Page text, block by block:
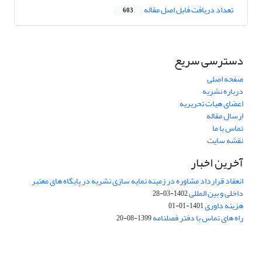
تعداد دریافت فایل اصل مقاله 603
دسترسی سریع
صفحه اصلی
درباره نشریه
اعضای هیات تحریریه
ارسال مقاله
تماس با ما
نقشه سایت
آخرین اخبار
انعقاد قرارداد مشاوره در زمینه نمایه سازی نشریه در پایگاه های معتبر
داخلی و بین المللی1402-03-28
هزینه داوری1401-01-01
راه های تماس با دفتر فصلنامه1399-08-20